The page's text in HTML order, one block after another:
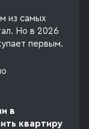
из самых
Но в 2026
первым.
в
квартиру